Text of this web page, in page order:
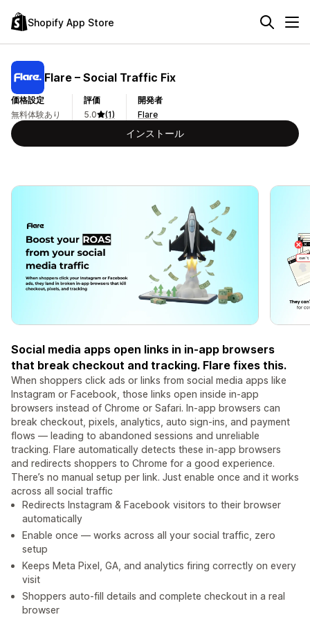
Shopify App Store
Flare – Social Traffic Fix
価格設定
無料体験あり
評価
5.0
(1)
開発者
Flare
インストール
Social media apps open links in in-app browsers
that break checkout and tracking. Flare fixes this.
When shoppers click ads or links from social media apps like
Instagram or Facebook, those links open inside in-app
browsers instead of Chrome or Safari. In-app browsers can
break checkout, pixels, analytics, auto sign-ins, and payment
flows — leading to abandoned sessions and unreliable
tracking. Flare automatically detects these in-app browsers
and redirects shoppers to Chrome for a good experience.
There’s no manual setup per link. Just enable once and it works
across all social traffic
Redirects Instagram & Facebook visitors to their browser
automatically
Enable once — works across all your social traffic, zero
setup
Keeps Meta Pixel, GA, and analytics firing correctly on every
visit
Shoppers auto-fill details and complete checkout in a real
browser